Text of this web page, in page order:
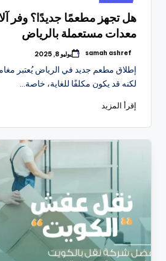
في
هل تجهز مطعمًا جديدًا؟ وفر
معدات مستعملة بالرياض
تمّ
بواسطة
samah ashref يوليو 8, 2025
إطلاق مطعم جديد في الرياض يُعتبر
لكنه قد يكون مكلفًا للغاية، خاصة…
إقرأ المزيد